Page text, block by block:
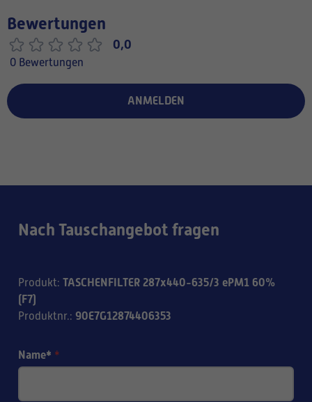
Bewertungen
0,0
0 Bewertungen
ANMELDEN
Nach Tauschangebot fragen
Produkt: TASCHENFILTER 287x440-635/3 ePM1 60%
(F7)
Produktnr.: 90E7G12874406353
Name* *